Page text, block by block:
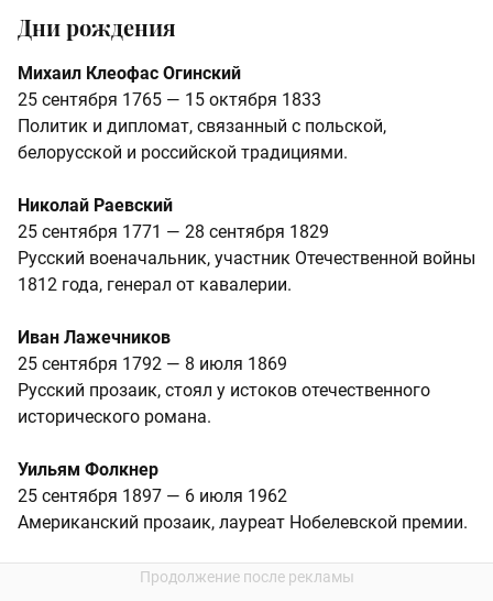
Дни рождения
Михаил Клеофас Огинский
25 сентября 1765 — 15 октября 1833
Политик и дипломат, связанный с польской,
белорусской и российской традициями.
Николай Раевский
25 сентября 1771 — 28 сентября 1829
Русский военачальник, участник Отечественной войны
1812 года, генерал от кавалерии.
Иван Лажечников
25 сентября 1792 — 8 июля 1869
Русский прозаик, стоял у истоков отечественного
исторического романа.
Уильям Фолкнер
25 сентября 1897 — 6 июля 1962
Американский прозаик, лауреат Нобелевской премии.